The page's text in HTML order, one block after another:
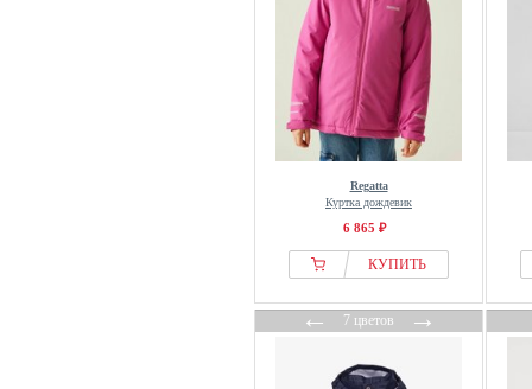
Regatta
Куртка дождевик
6 865 ₽
КУПИТЬ
←7 цветов→